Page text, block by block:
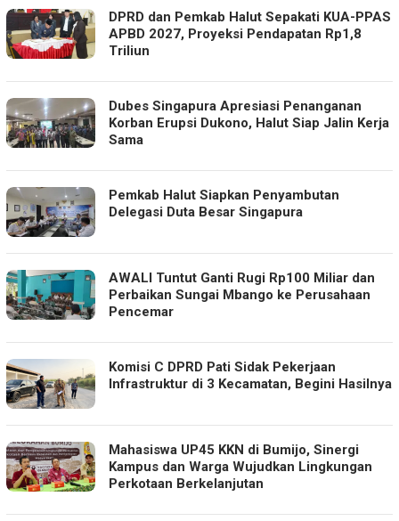
ZONA
SATU
DPRD dan Pemkab Halut Sepakati KUA-PPAS
APBD 2027, Proyeksi Pendapatan Rp1,8
Triliun
Dubes Singapura Apresiasi Penanganan
Korban Erupsi Dukono, Halut Siap Jalin Kerja
Sama
Pemkab Halut Siapkan Penyambutan
Delegasi Duta Besar Singapura
AWALI Tuntut Ganti Rugi Rp100 Miliar dan
Perbaikan Sungai Mbango ke Perusahaan
Pencemar
Komisi C DPRD Pati Sidak Pekerjaan
Infrastruktur di 3 Kecamatan, Begini Hasilnya
Mahasiswa UP45 KKN di Bumijo, Sinergi
Kampus dan Warga Wujudkan Lingkungan
Perkotaan Berkelanjutan